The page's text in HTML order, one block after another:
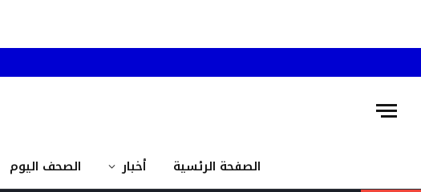
الصفحة الرئسية أخبار الصحف اليوم